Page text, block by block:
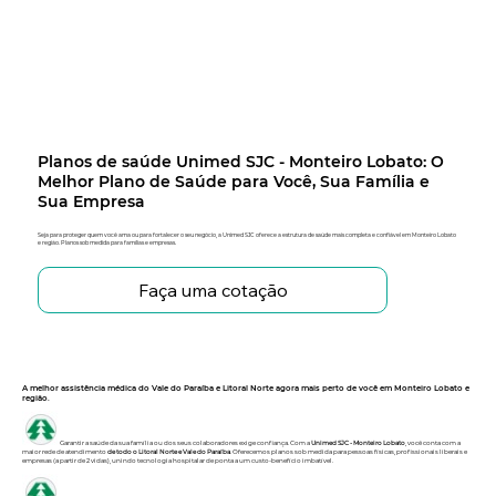
Planos de saúde Unimed SJC - Monteiro Lobato: O
Melhor Plano de Saúde para Você, Sua Família e
Sua Empresa
Seja para proteger quem você ama ou para fortalecer o seu negócio, a Unimed SJC oferece a estrutura de saúde mais completa e confiável em Monteiro Lobato
e região. Planos sob medida para famílias e empresas.
Faça uma cotação
A melhor assistência médica do Vale do Paraíba e Litoral Norte agora mais perto de você em Monteiro Lobato e
região.
Garantir a saúde da sua família ou dos seus colaboradores exige confiança. Com aUnimed SJC - Monteiro Lobato, você conta com a
maior rede de atendimentode todo o Litoral Norte e Vale do Paraíba. Oferecemos planos sob medida para pessoas físicas, profissionais liberais e
empresas (a partir de 2 vidas), unindo tecnologia hospitalar de ponta a um custo-benefício imbatível.